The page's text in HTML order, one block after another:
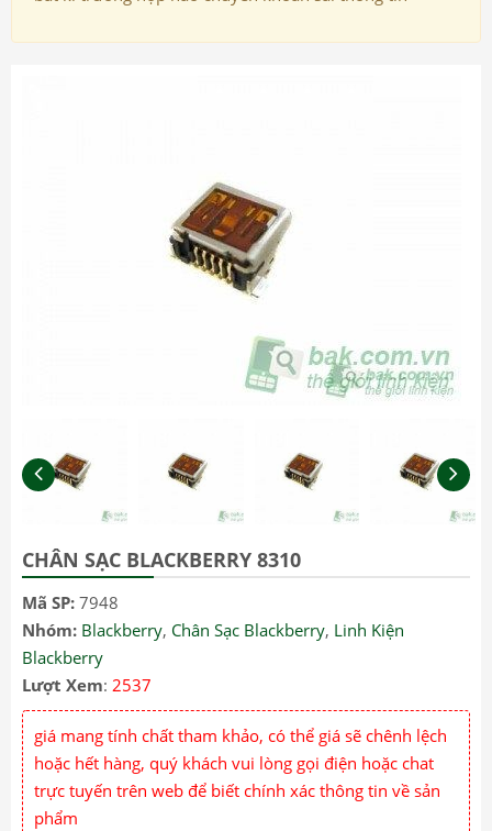
CHÂN SẠC BLACKBERRY 8310
Mã SP: 7948
Nhóm: Blackberry, Chân Sạc Blackberry, Linh Kiện
Blackberry
Lượt Xem: 2537
giá mang tính chất tham khảo, có thể giá sẽ chênh lệch
hoặc hết hàng, quý khách vui lòng gọi điện hoặc chat
trực tuyến trên web để biết chính xác thông tin về sản
phẩm